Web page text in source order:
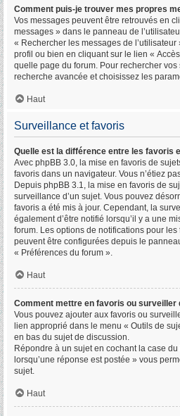
Comment puis-je trouver mes propres
Vos messages peuvent être retrouvés en
messages » dans le panneau de
« Rechercher les messages de
profil ou bien en cliquant sur le lien «
quelle page du forum. Pour rechercher
recherche avancée et choisissez les
Haut
Surveillance et favoris
Quelle est la différence entre les favoris
Avec phpBB 3.0, la mise en favoris de
favoris dans un navigateur. Vous n’étiez
Depuis phpBB 3.1, la mise en favoris de
surveillance d’un sujet. Vous pouvez
favoris a été mis à jour. Cependant, la
également d’être notifié lorsqu’il y a une
forum. Les options de notifications pour
peuvent être configurées depuis le
« Préférences du forum ».
Haut
Comment mettre en favoris ou surveiller
Vous pouvez ajouter aux favoris ou
lien approprié dans le menu « Outils de
en bas du sujet de discussion.
Répondre à un sujet en cochant la case du
lorsqu’une réponse est postée » vous
sujet.
Haut